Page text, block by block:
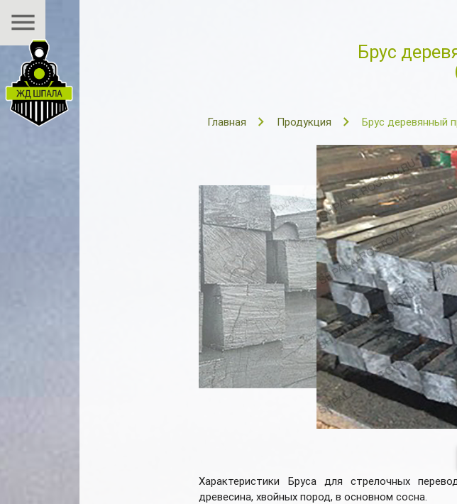
menu
Брус
Главная Продукция Брус деревянный
Характеристики Бруса для стрелочных
древесина, хвойных пород, в основном сосна.